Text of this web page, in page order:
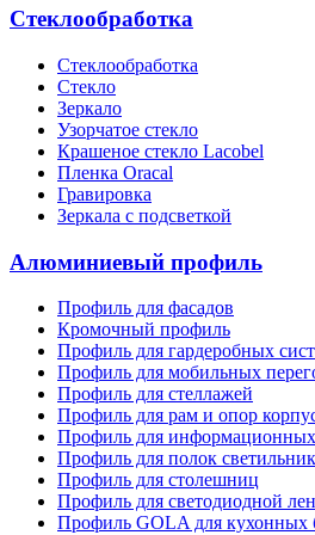
Стеклообработка
Стеклообработка
Стекло
Зеркало
Узорчатое стекло
Крашеное стекло Lacobel
Пленка Oracal
Гравировка
Зеркала с подсветкой
Алюминиевый профиль
Профиль для фасадов
Кромочный профиль
Профиль для гардеробных
Профиль для мобильных
Профиль для стеллажей
Профиль для рам и опор
Профиль для
Профиль для полок
Профиль для столешниц
Профиль для светодиодной
Профиль GOLA для кухонных